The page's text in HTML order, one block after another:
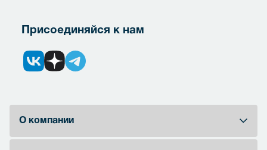
Присоединяйся к нам
О компании